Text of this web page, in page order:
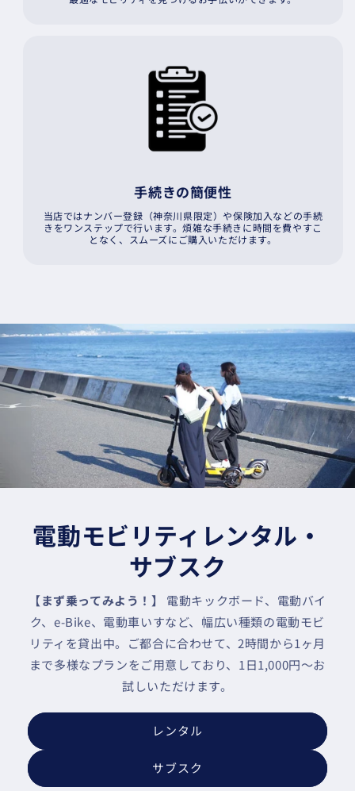
手続きの簡便性
当店ではナンバー登録（神奈川県限定）や保険加入などの手続
きをワンステップで行います。煩雑な手続きに時間を費やすこ
となく、スムーズにご購入いただけます。
電動モビリティレンタル・
サブスク
【まず乗ってみよう！】 電動キックボード、電動バイ
ク、e-Bike、電動車いすなど、幅広い種類の電動モビ
リティを貸出中。ご都合に合わせて、2時間から1ヶ月
まで多様なプランをご用意しており、1日1,000円～お
試しいただけます。
レンタル
サブスク